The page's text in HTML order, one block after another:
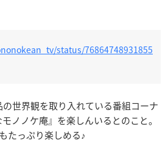
status/76864748931855
世界観を取り入れている番組コーナ
ノノケ庵』を楽しんいるとのこと。
たっぷり楽しめる♪